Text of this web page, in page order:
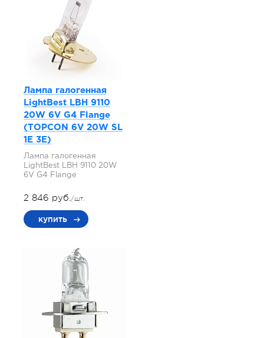
Лампа галогенная
LightBest LBH 9110
20W 6V G4 Flange
(TOPCON 6V 20W SL
1E 3E)
Лампа галогенная
LightBest LBH 9110 20W
6V G4 Flange
2 846 руб./шт.
купить